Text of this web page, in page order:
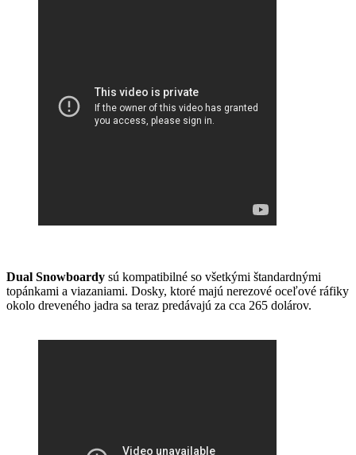
Dual Snowboardy sú kompatibilné so všetkými štandardnými
topánkami a viazaniami. Dosky, ktoré majú nerezové oceľové ráfiky
okolo dreveného jadra sa teraz predávajú za cca 265 dolárov.